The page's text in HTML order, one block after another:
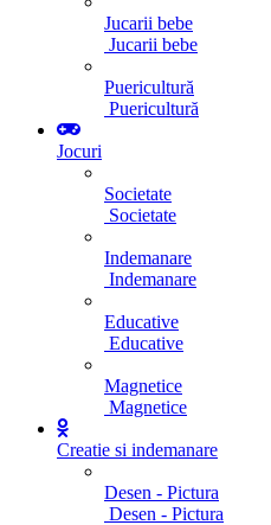
Jucarii bebe
Jucarii bebe
Puericultură
Puericultură
Jocuri
Societate
Societate
Indemanare
Indemanare
Educative
Educative
Magnetice
Magnetice
Creatie si indemanare
Desen - Pictura
Desen - Pictura